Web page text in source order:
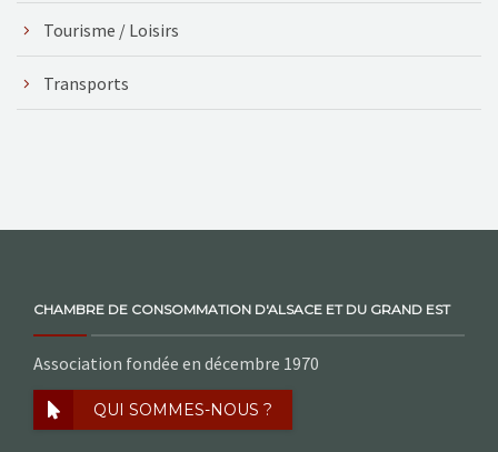
Tourisme / Loisirs
Transports
CHAMBRE DE CONSOMMATION D'ALSACE ET DU GRAND EST
Association fondée en décembre 1970
QUI SOMMES-NOUS ?